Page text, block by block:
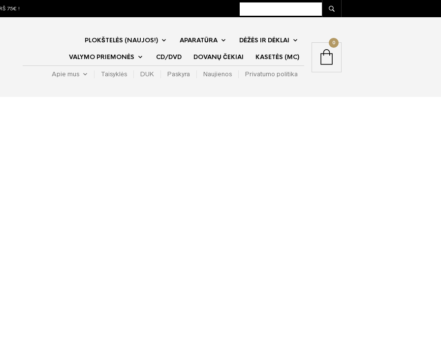
75€ !
PLOKŠTELĖS (NAUJOS!) APARATŪRA DĖŽĖS IR DĖKLAI
VALYMO PRIEMONĖS CD/DVD DOVANŲ ČEKIAI KASETĖS (MC)
Apie mus Taisyklės DUK Paskyra Naujienos Privatumo politika
0